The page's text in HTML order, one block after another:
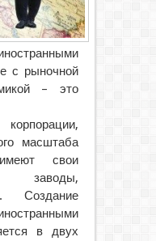
с рыночной
– это
масштаба
свои
заводы,
Создание
в двух